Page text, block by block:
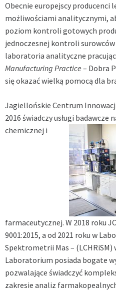
Obecnie europejscy producenci
możliwościami analitycznymi,
poziom kontroli gotowych
jednoczesnej kontroli
laboratoria analityczne
Manufacturing Practice – Dobra
się okazać wielką pomocą dla
Jagiellońskie Centrum
2016 świadczy usługi
chemicznej i
farmaceutycznej. W 2018 roku
9001:2015, a od 2021 roku w
Spektrometrii Mas – (LCHRiSM)
Laboratorium posiada bogate
pozwalające świadczyć
zakresie analiz